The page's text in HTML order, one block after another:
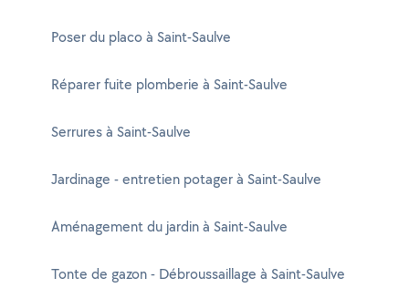
Poser du placo à Saint-Saulve
Réparer fuite plomberie à Saint-Saulve
Serrures à Saint-Saulve
Jardinage - entretien potager à Saint-Saulve
Aménagement du jardin à Saint-Saulve
Tonte de gazon - Débroussaillage à Saint-Saulve